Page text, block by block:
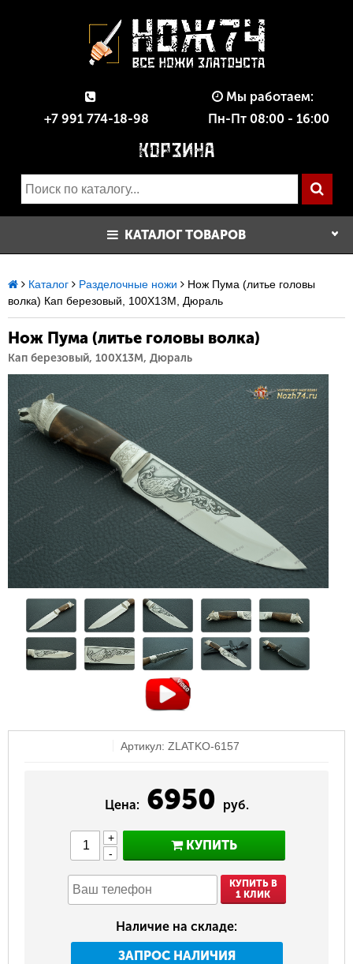
+7 991 774-18-98
Мы работаем:
Пн-Пт 08:00 - 16:00
КАТАЛОГ ТОВАРОВ
Каталог Разделочные ножи
Нож Пума (литье головы
волка) Кап березовый, 100Х13М, Дюраль
Нож Пума (литье головы волка)
Кап березовый, 100Х13М, Дюраль
Артикул: ZLATKO-6157
Цена: 6950 руб.
+
-
КУПИТЬ
КУПИТЬ В
1 КЛИК
Наличие на складе:
ЗАПРОС НАЛИЧИЯ